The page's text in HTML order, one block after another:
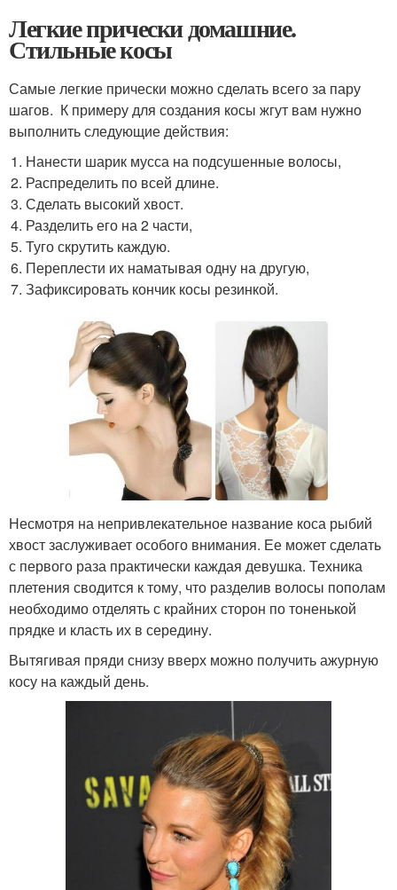
Легкие прически домашние.
Стильные косы
Самые легкие прически можно сделать всего за пару
шагов. К примеру для создания косы жгут вам нужно
выполнить следующие действия:
Нанести шарик мусса на подсушенные волосы,
Распределить по всей длине.
Сделать высокий хвост.
Разделить его на 2 части,
Туго скрутить каждую.
Переплести их наматывая одну на другую,
Зафиксировать кончик косы резинкой.
Несмотря на непривлекательное название коса рыбий
хвост заслуживает особого внимания. Ее может сделать
с первого раза практически каждая девушка. Техника
плетения сводится к тому, что разделив волосы пополам
необходимо отделять с крайних сторон по тоненькой
прядке и класть их в середину.
Вытягивая пряди снизу вверх можно получить ажурную
косу на каждый день.